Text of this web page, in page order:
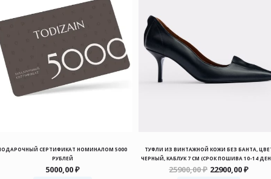
СЕРТИФИКАТ НОМИНАЛОМ 5000
РУБЛЕЙ
5000,00₽
ТУФЛИ ИЗ ВИНТАЖНОЙ КОЖИ БЕЗ БАНТА,
ЧЕРНЫЙ, КАБЛУК 7 СМ (СРОК ПОШИВА 10-14
25900,00₽ 22900,00₽